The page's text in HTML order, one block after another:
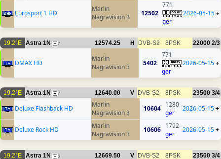
Eurosport 1 HD
Marlin
Nagravision 3
12502
771
ger
2026-05-15+
19.2°E Astra 1N 7 12574.25 H DVB-S2 8PSK 22000 2/3
DMAX HD
Marlin
Nagravision 3
5402
771
ger
2026-05-15+
19.2°E Astra 1N 7 12640.00 V DVB-S2 8PSK 23500 3/4
Deluxe Flashback HD
Marlin
Nagravision 3
10604 1280
ger
2026-05-15+
Deluxe Rock HD
Marlin
Nagravision 3
10606 1792
ger
2026-05-15+
19.2°E Astra 1N 5 12669.50 V DVB-S2 8PSK 23500 3/4